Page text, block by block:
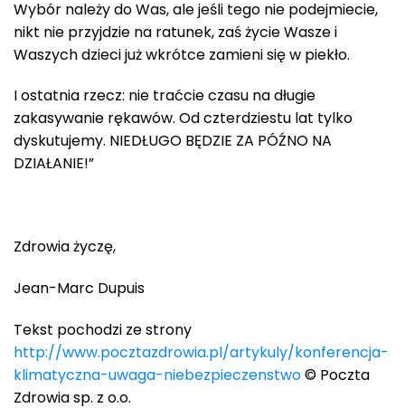
Wybór należy do Was, ale jeśli tego nie podejmiecie,
nikt nie przyjdzie na ratunek, zaś życie Wasze i
Waszych dzieci już wkrótce zamieni się w piekło.
I ostatnia rzecz: nie traćcie czasu na długie
zakasywanie rękawów. Od czterdziestu lat tylko
dyskutujemy. NIEDŁUGO BĘDZIE ZA PÓŹNO NA
DZIAŁANIE!”
Zdrowia życzę,
Jean-Marc Dupuis
Tekst pochodzi ze strony
http://www.pocztazdrowia.pl/artykuly/konferencja-
klimatyczna-uwaga-niebezpieczenstwo© Poczta
Zdrowia sp. z o.o.